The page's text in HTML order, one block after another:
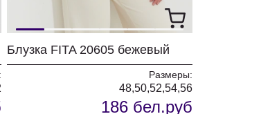
Блузка FITA 20605 бежевый
Размеры:
48,50,52,54,56
186 бел.руб